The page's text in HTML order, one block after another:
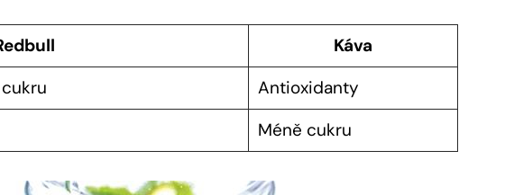
Káva
Antioxidanty
Méně cukru